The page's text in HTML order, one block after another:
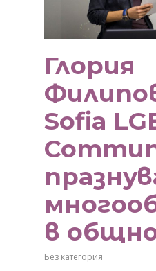
Глория
Sofia
в
Без категория